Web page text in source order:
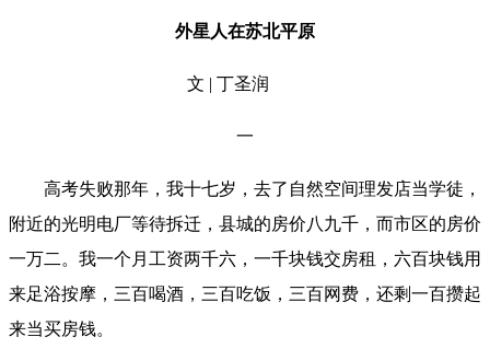
外星人在苏北平原
文 | 丁圣润
一
高考失败那年，我十七岁，去了自然空间理发店当学徒，
附近的光明电厂等待拆迁，县城的房价八九千，而市区的房价
一万二。我一个月工资两千六，一千块钱交房租，六百块钱用
来足浴按摩，三百喝酒，三百吃饭，三百网费，还剩一百攒起
来当买房钱。